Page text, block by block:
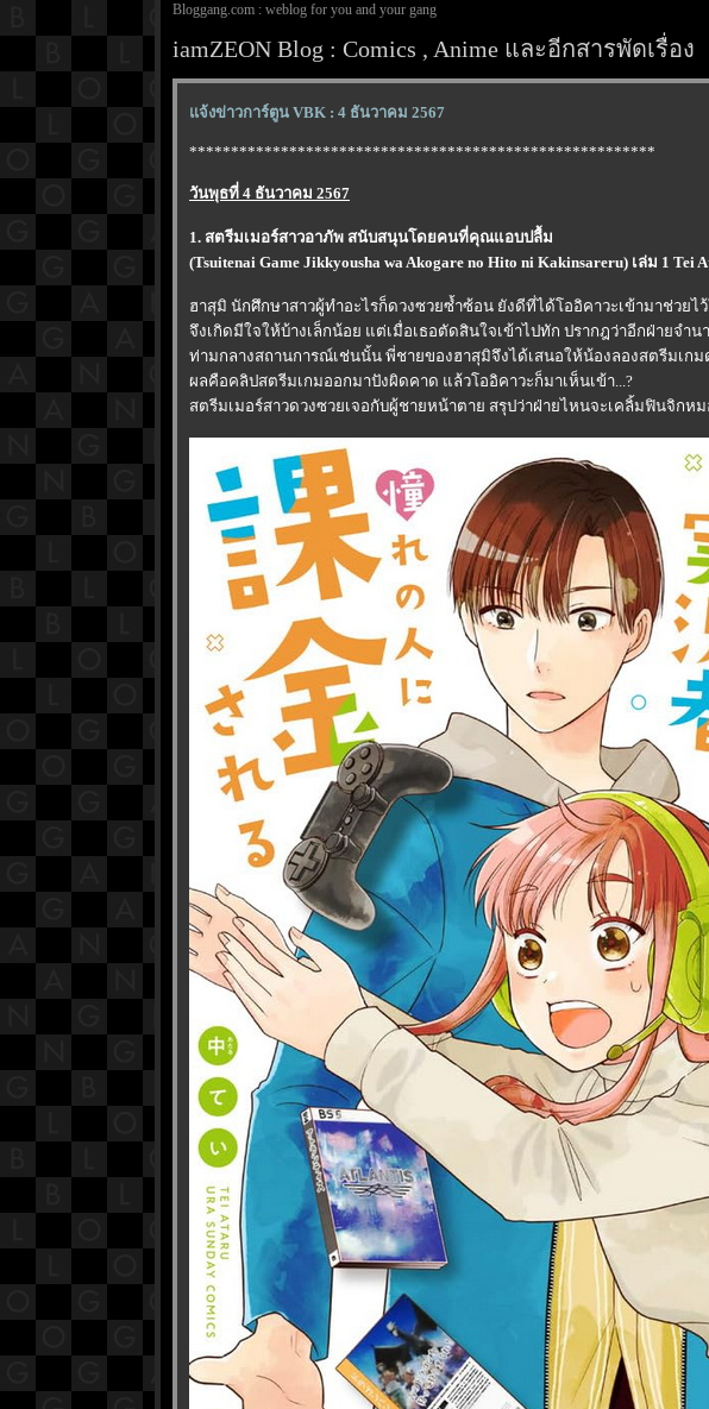
Bloggang.com : weblog for you and your gang
iamZEON Blog : Comics , Anime และอีกสารพัดเรื่อง
จ้งข่าวการ์ตูน VBK : 4 ธันวาคม 2567
********************************************************
วันพุธที่ 4 ธันวาคม 2567
1. สตรีมเมอร์สาวอาภัพ สนับสนุนโดยคนที่คุณแอบปลื้ม
(Tsuitenai Game Jikkyousha wa Akogare no Hito ni Kakinsareru) เล่ม 1 Tei
ฮาสุมิ นักศึกษาสาวผู้ทำอะไรก็ดวงซวยซ้ำซ้อน ยังดีที่ได้โออิคาวะเข้ามาช่วยไ
จึงเกิดมีใจให้บ้างเล็กน้อย แต่เมื่อเธอตัดสินใจเข้าไปทัก ปรากฎว่าอีกฝ่ายจำน
ท่ามกลางสถานการณ์เช่นนั้น พี่ชายของฮาสุมิจึงได้เสนอให้น้องลองสตรีมเกม
ผลคือคลิปสตรีมเกมออกมาปังผิดคาด แล้วโออิคาวะก็มาเห็นเข้า...?
สตรีมเมอร์สาวดวงซวยเจอกับผู้ชายหน้าตาย สรุปว่าฝ่ายไหนจะเคลิ้มฟินจิกห